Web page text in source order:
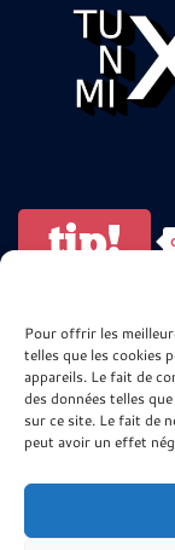
Pour offrir les
telles que les cookies
appareils. Le fait de
des données telles
sur ce site. Le fait de
peut avoir un effet
tip!
ARTISTES
😉
Site minier 9-
La Télé de
Ressources